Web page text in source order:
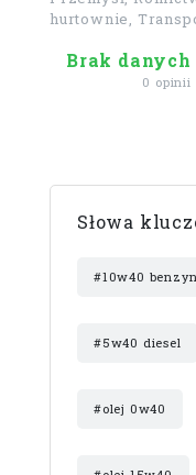
hurtownie,
Brak danych
0 opinii
Słowa
#10w40
#5w40 diesel
#olej 0w40